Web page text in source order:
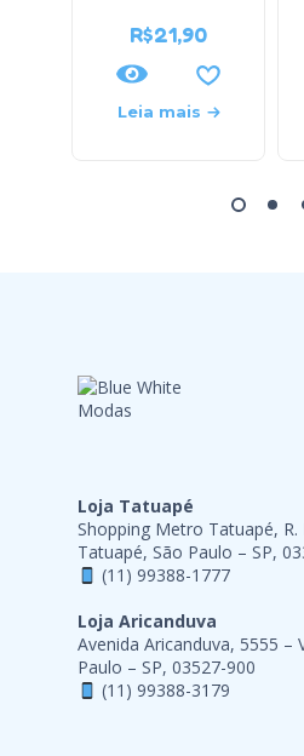
R$21,90
Leia mais
Loja Tatuapé
Shopping Metro Tatuapé,
Tatuapé, São Paulo – SP,
(11) 99388-1777
Loja Aricanduva
Avenida Aricanduva, 5555 –
Paulo – SP, 03527-900
(11) 99388-3179